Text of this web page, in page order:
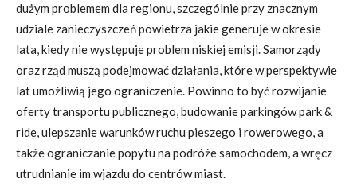
dużym problemem dla regionu, szczególnie przy znacznym
udziale zanieczyszczeń powietrza jakie generuje w okresie
lata, kiedy nie występuje problem niskiej emisji. Samorządy
oraz rząd muszą podejmować działania, które w perspektywie
lat umożliwią jego ograniczenie. Powinno to być rozwijanie
oferty transportu publicznego, budowanie parkingów park &
ride, ulepszanie warunków ruchu pieszego i rowerowego, a
także ograniczanie popytu na podróże samochodem, a wręcz
utrudnianie im wjazdu do centrów miast.